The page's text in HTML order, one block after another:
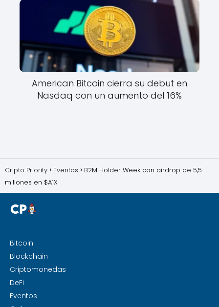
American Bitcoin cierra su debut en
Nasdaq con un aumento del 16%
Cripto Priority Eventos
B2M Holder Week con airdrop de 5,5
millones en $A1X
Bitcoin
Blockchain
Criptomonedas
DeFi
Eventos